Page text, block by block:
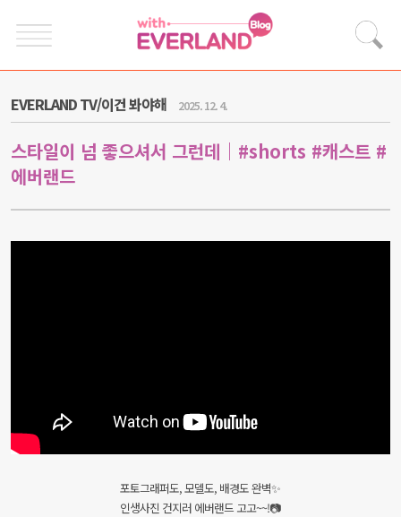
EVERLAND TV/이건 봐야해 2025. 12. 4.
스타일이 넘 좋으셔서 그런데｜#shorts #캐스트 #
에버랜드
포토그래퍼도, 모델도, 배경도 완벽✨
인생사진 건지러 에버랜드 고고~~!📷